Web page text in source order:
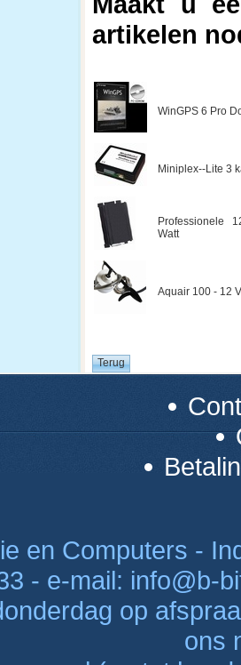
artikelen
WinGPS 6 Pro
Miniplex--Lite 3
Professionele
Watt
Aquair 100 - 12
en Computers -
- e-mail: info@b-
op
ons